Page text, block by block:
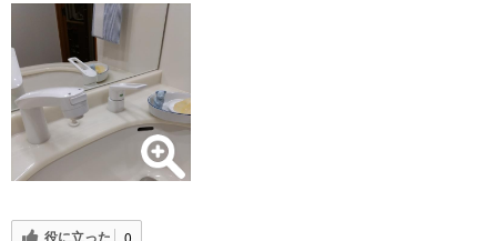
役に立った 0